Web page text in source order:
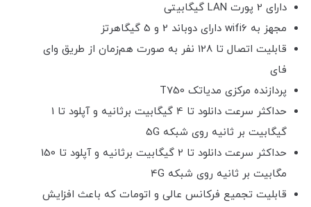
دارای 2 پورت LAN گیگابیتی
مجهز به wifi6 دارای دوباند 2 و 5 گیگاهرتز
قابلیت اتصال تا 128 نفر به صورت هم‌زمان از طریق وای
فای
پردازنده مرکزی مدیاتک T750
حداکثر سرعت دانلود تا 4 گیگابیت برثانیه و آپلود تا 1
گیگابیت بر ثانیه روی شبکه 5G
حداکثر سرعت دانلود تا 2 گیگابیت برثانیه و آپلود تا 150
مگابیت بر ثانیه روی شبکه 4G
قابلیت تجمیع فرکانس عالی و اتومات که باعث افزایش